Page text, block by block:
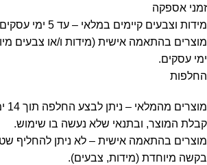
זמני אספקה
מידות וצבעים קיימים במלאי – עד 5 ימי עסקים.
ימי עסקים.
החלפות
קבלת המוצר, ובתנאי שלא נעשה בו שימוש.
מוצרים בהתאמה אישית – לא ניתן להחליף
בקשה מיוחדת (מידות, צבעים).